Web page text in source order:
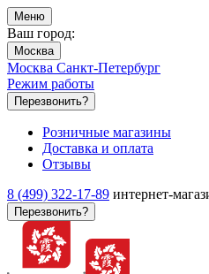
Меню
Ваш город:
Москва
Москва Санкт-Петербург
Режим работы
Перезвонить?
Розничные магазины
Доставка и оплата
Отзывы
8 (499) 322-17-89 интернет-
Перезвонить?